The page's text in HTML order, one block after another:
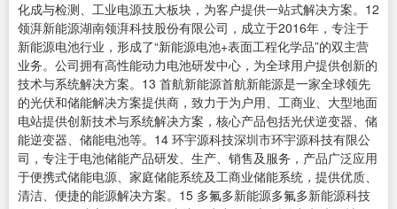
化成与检测、工业电源五大板块，为客户提供一站式解决方案。12
领湃新能源湖南领湃科技股份有限公司，成立于2016年，专注于
新能源电池行业，形成了“新能源电池+表面工程化学品”的双主营
业务。公司拥有高性能动力电池研发中心，为全球用户提供创新的
技术与系统解决方案。13 首航新能源首航新能源是一家全球领先
的光伏和储能解决方案提供商，致力于为户用、工商业、大型地面
电站提供创新技术与系统解决方案，核心产品包括光伏逆变器、储
能逆变器、储能电池等。14 环宇源科技深圳市环宇源科技有限公
司，专注于电池储能产品研发、生产、销售及服务，产品广泛应用
于便携式储能电源、家庭储能系统及工商业储能系统，提供优质、
清洁、便捷的能源解决方案。15 多氟多新能源多氟多新能源科技